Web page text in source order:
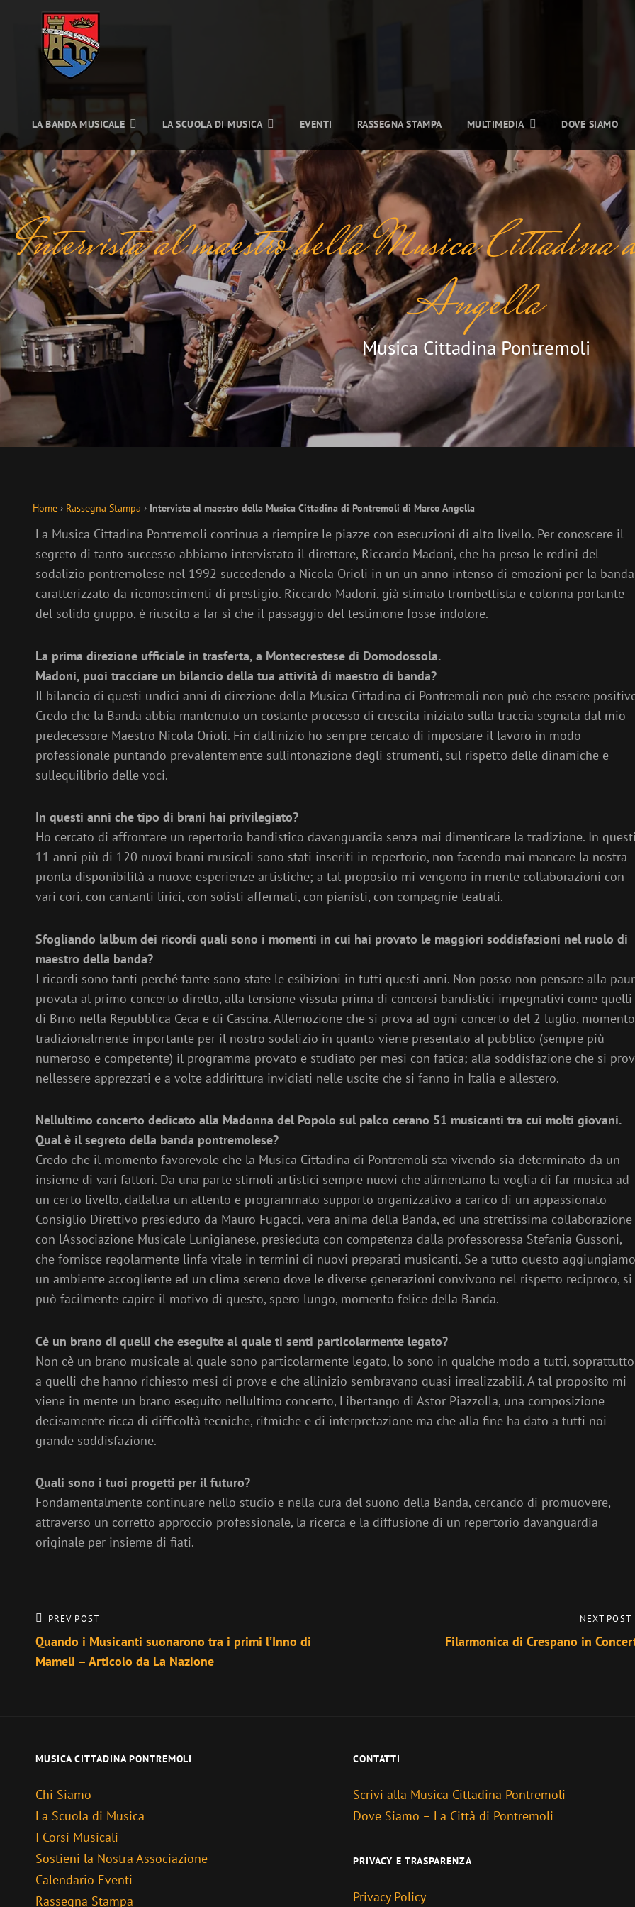
LA BANDA MUSICALE LA SCUOLA DI MUSICA EVENTI RASSEGNA STAMPA MULTIMEDIA DOVE SIAMO
Intervista al maestro della Musica
Angella
Musica Cittadina Pontremoli
Home › Rassegna Stampa › Intervista al maestro della Musica Cittadina di Pontremoli di Marco Angella
La Musica Cittadina Pontremoli continua a riempire le piazze con esecuzioni di alto livello. Per conoscere il
segreto di tanto successo abbiamo intervistato il direttore, Riccardo Madoni, che ha preso le redini del
sodalizio pontremolese nel 1992 succedendo a Nicola Orioli in un un anno intenso di emozioni per la
caratterizzato da riconoscimenti di prestigio. Riccardo Madoni, già stimato trombettista e colonna portante
del solido gruppo, è riuscito a far sì che il passaggio del testimone fosse indolore.
La prima direzione ufficiale in trasferta, a Montecrestese di Domodossola.
Madoni, puoi tracciare un bilancio della tua attività di maestro di banda?
Il bilancio di questi undici anni di direzione della Musica Cittadina di Pontremoli non può che essere
Credo che la Banda abbia mantenuto un costante processo di crescita iniziato sulla traccia segnata dal mio
predecessore Maestro Nicola Orioli. Fin dallinizio ho sempre cercato di impostare il lavoro in modo
professionale puntando prevalentemente sullintonazione degli strumenti, sul rispetto delle dinamiche e
sullequilibrio delle voci.
In questi anni che tipo di brani hai privilegiato?
Ho cercato di affrontare un repertorio bandistico davanguardia senza mai dimenticare la tradizione. In questi
11 anni più di 120 nuovi brani musicali sono stati inseriti in repertorio, non facendo mai mancare la nostra
pronta disponibilità a nuove esperienze artistiche; a tal proposito mi vengono in mente collaborazioni con
vari cori, con cantanti lirici, con solisti affermati, con pianisti, con compagnie teatrali.
Sfogliando lalbum dei ricordi quali sono i momenti in cui hai provato le maggiori soddisfazioni nel ruolo di
maestro della banda?
I ricordi sono tanti perché tante sono state le esibizioni in tutti questi anni. Non posso non pensare alla
provata al primo concerto diretto, alla tensione vissuta prima di concorsi bandistici impegnativi come quelli
di Brno nella Repubblica Ceca e di Cascina. Allemozione che si prova ad ogni concerto del 2 luglio, momento
tradizionalmente importante per il nostro sodalizio in quanto viene presentato al pubblico (sempre più
numeroso e competente) il programma provato e studiato per mesi con fatica; alla soddisfazione che si
nellessere apprezzati e a volte addirittura invidiati nelle uscite che si fanno in Italia e allestero.
Nellultimo concerto dedicato alla Madonna del Popolo sul palco cerano 51 musicanti tra cui molti giovani.
Qual è il segreto della banda pontremolese?
Credo che il momento favorevole che la Musica Cittadina di Pontremoli sta vivendo sia determinato da un
insieme di vari fattori. Da una parte stimoli artistici sempre nuovi che alimentano la voglia di far musica ad
un certo livello, dallaltra un attento e programmato supporto organizzativo a carico di un appassionato
Consiglio Direttivo presieduto da Mauro Fugacci, vera anima della Banda, ed una strettissima collaborazione
con lAssociazione Musicale Lunigianese, presieduta con competenza dalla professoressa Stefania Gussoni,
che fornisce regolarmente linfa vitale in termini di nuovi preparati musicanti. Se a tutto questo aggiungiamo
un ambiente accogliente ed un clima sereno dove le diverse generazioni convivono nel rispetto reciproco, si
può facilmente capire il motivo di questo, spero lungo, momento felice della Banda.
Cè un brano di quelli che eseguite al quale ti senti particolarmente legato?
Non cè un brano musicale al quale sono particolarmente legato, lo sono in qualche modo a tutti, soprattutto
a quelli che hanno richiesto mesi di prove e che allinizio sembravano quasi irrealizzabili. A tal proposito mi
viene in mente un brano eseguito nellultimo concerto, Libertango di Astor Piazzolla, una composizione
decisamente ricca di difficoltà tecniche, ritmiche e di interpretazione ma che alla fine ha dato a tutti noi
grande soddisfazione.
Quali sono i tuoi progetti per il futuro?
Fondamentalmente continuare nello studio e nella cura del suono della Banda, cercando di promuovere,
attraverso un corretto approccio professionale, la ricerca e la diffusione di un repertorio davanguardia
originale per insieme di fiati.
Navigazione
articoli
Previous
Post
PREV POST
Quando i Musicanti suonarono tra i primi l’Inno di
Mameli – Articolo da La Nazione
NEXT POST
Filarmonica di Crespano in
MUSICA CITTADINA PONTREMOLI
Chi Siamo
La Scuola di Musica
I Corsi Musicali
Sostieni la Nostra Associazione
Calendario Eventi
Rassegna Stampa
CONTATTI
Scrivi alla Musica Cittadina Pontremoli
Dove Siamo – La Città di Pontremoli
PRIVACY E TRASPARENZA
Privacy Policy